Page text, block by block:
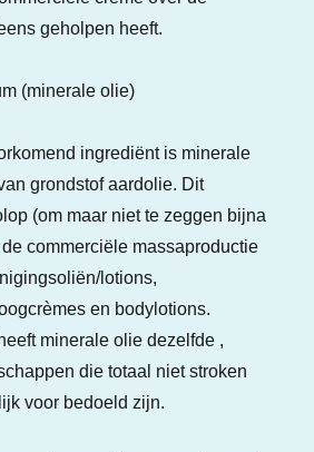
geholpen heeft.
(minerale olie)
ingrediënt is minerale
grondstof aardolie. Dit
(om maar niet te zeggen bijna
commerciële massaproductie
lotions,
en bodylotions.
minerale olie dezelfde ,
die totaal niet stroken
voor bedoeld zijn.